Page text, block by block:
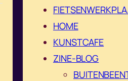
HOME
KUNSTCAFE
ZINE-BLOG